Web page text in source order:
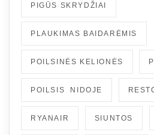
PIGŪS SKRYDŽIAI
PLAUKIMAS BAIDARĖMIS
POILSINĖS KELIONĖS
POILSIS NIDOJE
RYANAIR SIUNTOS